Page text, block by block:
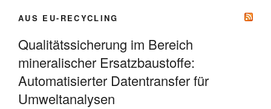
AUS EU-RECYCLING
Qualitätssicherung im Bereich
mineralischer Ersatzbaustoffe:
Automatisierter Datentransfer für
Umwelt­analysen